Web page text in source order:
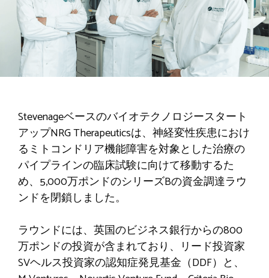
Stevenageベースのバイオテクノロジースタート
アップNRG Therapeuticsは、神経変性疾患におけ
るミトコンドリア機能障害を対象とした治療の
パイプラインの臨床試験に向けて移動するた
め、5,000万ポンドのシリーズBの資金調達ラウ
ンドを閉鎖しました。
ラウンドには、英国のビジネス銀行からの800
万ポンドの投資が含まれており、リード投資家
SVヘルス投資家の認知症発見基金（DDF）と、